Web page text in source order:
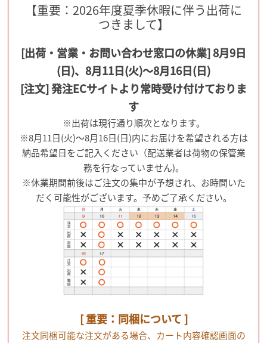
【重要：2026年度夏季休暇に伴う出荷に
つきまして】
[出荷・営業・お問い合わせ窓口の休業] 8月9日
(日)、8月11日(火)～8月16日(日)
[注文] 発注ECサイトより常時受け付けておりま
す
※出荷は現行通り順次となります。
※8月11日(火)～8月16日(日)内にお届けを希望される方は
納品希望日をご記入ください（配送業者は荷物の保管業
務を行なっていません)。
※休業期間前後はご注文の集中が予想され、お時間いた
だく可能性がございます。予めご了承ください。
[ 重要：同梱について ]
注文同梱可能な注文がある場合、カート内容確認画面の